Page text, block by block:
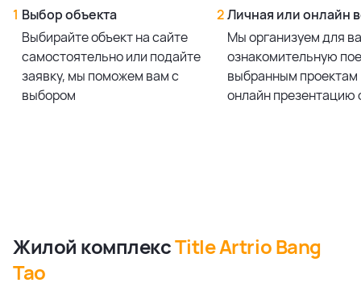
1 Выбор объекта
Выбирайте объект на сайте
самостоятельно или подайте
заявку, мы поможем вам с
выбором
2Личная или онлайн
Мы организуем для
ознакомительную
выбранным проектам
онлайн презентацию
Жилой комплексTitle Artrio Bang
Tao